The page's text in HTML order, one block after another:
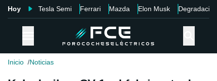
Hoy Tesla Semi Ferrari Mazda Elon Musk Degradación
Inicio Noticias